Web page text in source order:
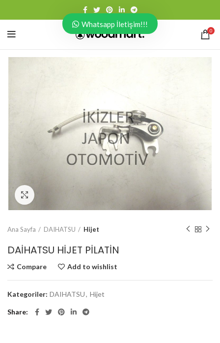
0
Ana Sayfa DAIHATSU Hijet
DAİHATSU HİJET PİLATİN
Compare Add to wishlist
Kategoriler: DAIHATSU, Hijet
Share
Whatsapp İletişim!!!